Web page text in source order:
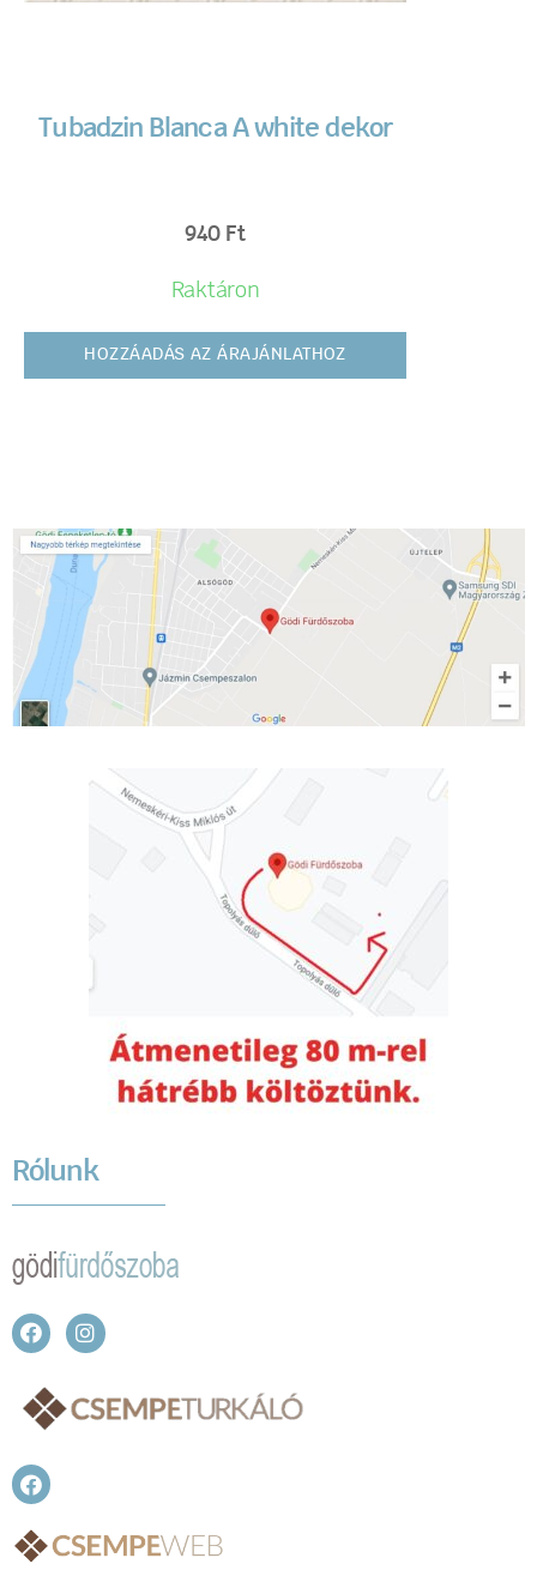
Tubadzin Blanca A white dekor
940 Ft
Raktáron
HOZZÁADÁS AZ ÁRAJÁNLATHOZ
Rólunk